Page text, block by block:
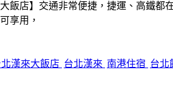
飯店】交通非常便捷，捷運、高鐵都
享用，
北漢來大飯店 台北漢來 南港住宿 台北